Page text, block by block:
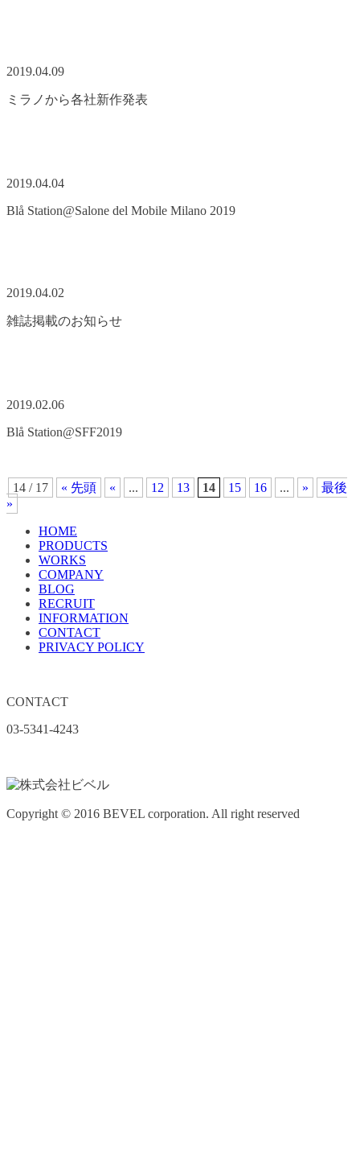
2019.04.09
ミラノから各社新作発表
2019.04.04
Blå Station@Salone del Mobile Milano 2019
2019.04.02
雑誌掲載のお知らせ
2019.02.06
Blå Station@SFF2019
14 / 17 « 先頭 « ... 12 13 14 15 16 ... »
最後
»
HOME
PRODUCTS
WORKS
COMPANY
BLOG
RECRUIT
INFORMATION
CONTACT
PRIVACY POLICY
CONTACT
03-5341-4243
Copyright © 2016 BEVEL corporation. All right reserved